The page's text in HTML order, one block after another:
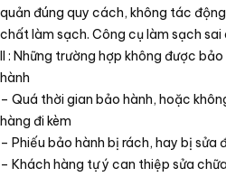
quản đúng quy cách, không tác
chất làm sạch. Công cụ làm sạch sai
II : Những trường hợp không được
hành
– Quá thời gian bảo hành, hoặc
hàng đi kèm
– Phiếu bảo hành bị rách, hay bị sửa
– Khách hàng tự ý can thiệp sửa